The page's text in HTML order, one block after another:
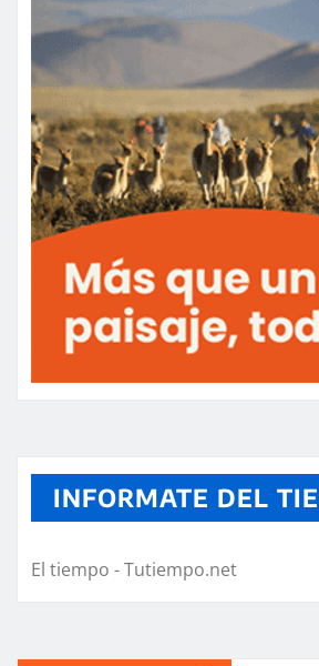
INFORMATE DEL
El tiempo - Tutiempo.net